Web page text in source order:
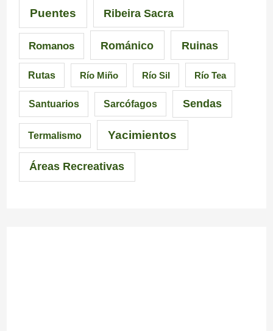
Puentes Ribeira Sacra
Romanos Románico Ruinas
Rutas Río Miño Río Sil Río Tea
Santuarios Sarcófagos Sendas
Termalismo Yacimientos
Áreas Recreativas